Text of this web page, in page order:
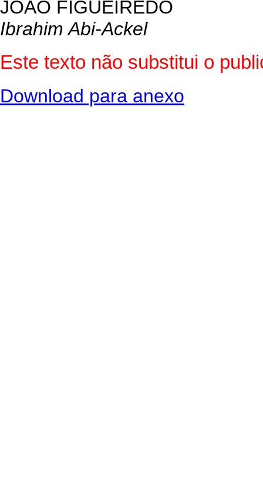
JOÃO FIGUEIREDO
Ibrahim Abi-Ackel
Este texto não substitui o
Download para anexo